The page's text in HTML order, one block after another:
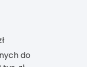
do